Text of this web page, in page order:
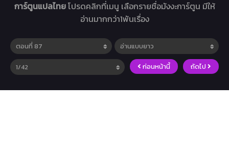
การ์ตูนแปลไทยโปรดคลิกที่เมนู เลือกรายชื่อมังงะการ์ตูน มีให้
อ่านมากกว่า1พันเรื่อง
ก่อนหน้านี้ ถัดไป